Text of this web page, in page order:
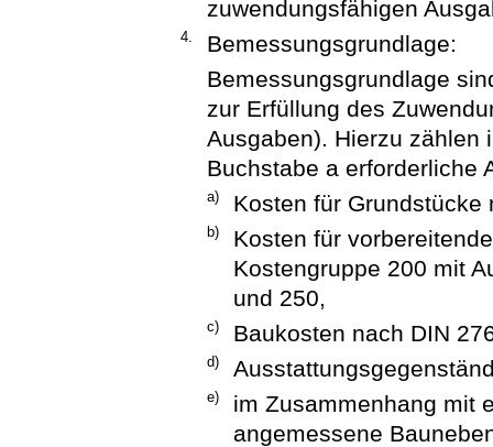
zuwendungsfähigen
4.
Bemessungsgrundlage:
Bemessungsgrundlage
zur Erfüllung des
Ausgaben). Hierzu zählen
Buchstabe a erforderliche
a) Kosten für Grundstücke
b)
Kosten für
Kostengruppe 200 mit
und 250,
c) Baukosten nach DIN
d)
e)
im Zusammenhang mit
angemessene